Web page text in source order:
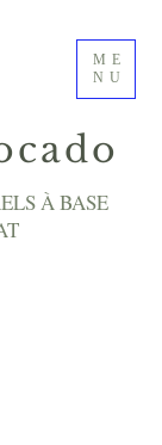
ME
NU
À BASE